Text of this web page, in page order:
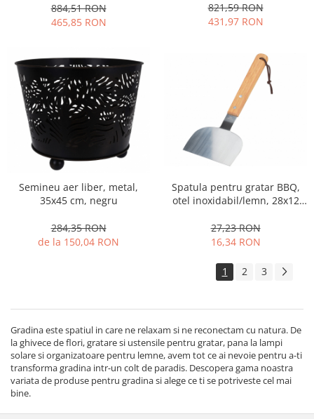
884,51 RON
465,85 RON
821,59 RON
431,97 RON
Semineu aer liber, metal,
35x45 cm, negru
284,35 RON
de la 150,04 RON
Spatula pentru gratar BBQ,
otel inoxidabil/lemn, 28x12
27,23 RON
16,34 RON
1 2 3
Gradina este spatiul in care ne relaxam si ne reconectam cu natura. De
la ghivece de flori, gratare si ustensile pentru gratar, pana la lampi
solare si organizatoare pentru lemne, avem tot ce ai nevoie pentru a-ti
transforma gradina intr-un colt de paradis. Descopera gama noastra
variata de produse pentru gradina si alege ce ti se potriveste cel mai
bine.